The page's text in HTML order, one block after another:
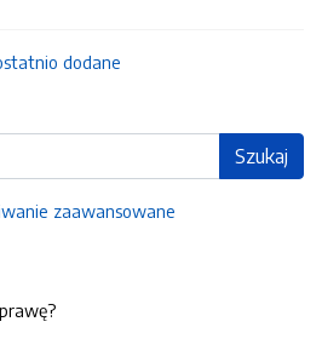
dodane
Szukaj
zaawansowane